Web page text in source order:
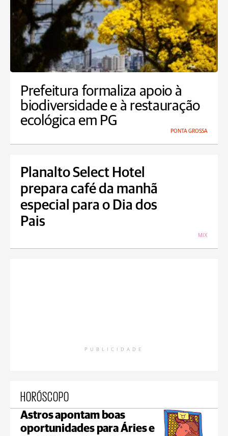
Prefeitura formaliza apoio à
biodiversidade e à restauração
ecológica em PG
PONTA GROSSA
Planalto Select Hotel
prepara café da manhã
especial para o Dia dos
Pais
MIX
PUBLICIDADE
HORÓSCOPO
Astros apontam boas
oportunidades para Áries e